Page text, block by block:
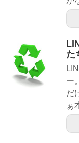
た
ー
だ
ぁ